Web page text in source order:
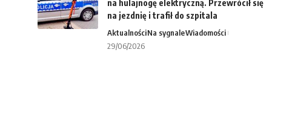
na hulajnogę elektryczną. Przewrócił się
na jezdnię i trafił do szpitala
AktualnościNa sygnaleWiadomości
29/06/2026